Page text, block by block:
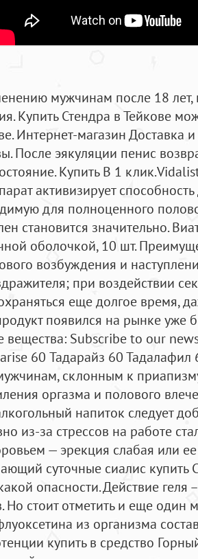
мужчинам после 18
Купить Стендра в Тейкове
Интернет-магазин Доставка
После эякуляции пенис
Купить В 1
активизирует способность
для полноценного
становится значительно.
оболочкой, 10 шт.
возбуждения и
при воздействии
еще долгое время,
появился на рынке уже
вещества: Subscribe to our
60 Тадарайз 60 Тадалафил
склонным к
оргазма и полового
напиток следует
из-за стрессов на работе
— эрекция слабая или
суточные сиалис купить
опасности. Действие геля
Но стоит отметить и еще один
из организма
купить в средство